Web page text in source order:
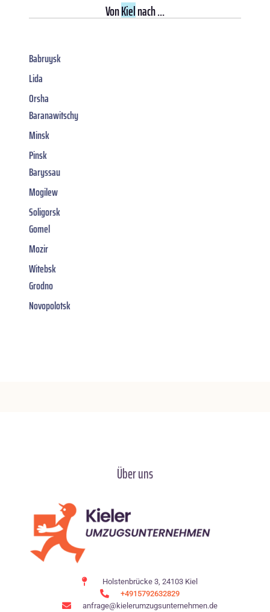
VonKielnach ...
Babruysk
Lida
Orsha
Baranawitschy
Minsk
Pinsk
Baryssau
Mogilew
Soligorsk
Gomel
Mozir
Witebsk
Grodno
Novopolotsk
Über uns
Holstenbrücke 3, 24103 Kiel
+4915792632829
anfrage@kielerumzugsunternehmen.de